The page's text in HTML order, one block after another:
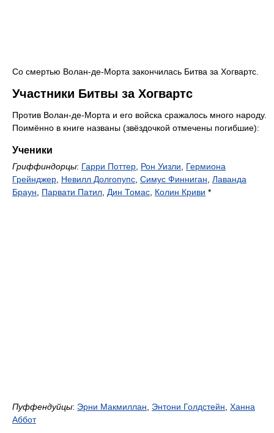
Со смертью Волан-де-Морта закончилась Битва за Хогвартс.
Участники Битвы за Хогвартс
Против Волан-де-Морта и его войска сражалось много народу.
Поимённо в книге названы (звёздочкой отмечены погибшие):
Ученики
Гриффиндорцы: Гарри Поттер Рон Уизли
Гермиона
Грейнджер Невилл Долгопупс Симус Финниган Лаванда
Браун
Парвати Патил Дин Томас Колин Криви *
Пуффендуйцы: Эрни Макмиллан Энтони Голдстейн Ханна
Аббот